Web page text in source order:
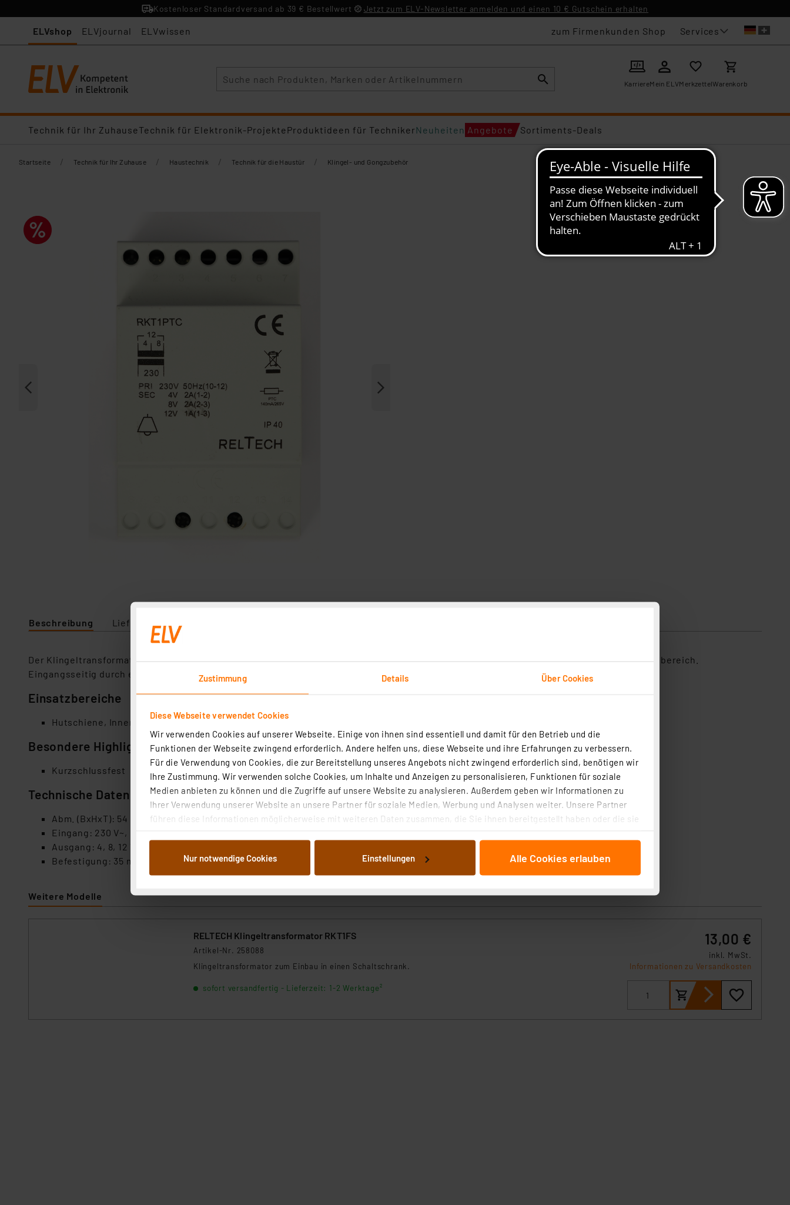
Zustimmung Details Über Cookies
Diese Webseite verwendet Cookies
Wir verwenden Cookies auf unserer Webseite. Einige von ihnen sind essentiell und damit für den Betrieb und die
Funktionen der Webseite zwingend erforderlich. Andere helfen uns, diese Webseite und ihre Erfahrungen zu verbessern.
Für die Verwendung von Cookies, die zur Bereitstellung unseres Angebots nicht zwingend erforderlich sind, benötigen wir
Ihre Zustimmung. Wir verwenden solche Cookies, um Inhalte und Anzeigen zu personalisieren, Funktionen für soziale
Medien anbieten zu können und die Zugriffe auf unsere Website zu analysieren. Außerdem geben wir Informationen zu
Ihrer Verwendung unserer Website an unsere Partner für soziale Medien, Werbung und Analysen weiter. Unsere Partner
führen diese Informationen möglicherweise mit weiteren Daten zusammen, die Sie ihnen bereitgestellt haben oder die sie
Weiterverarbeitung für die nachfolgend dargestellten bzw. die von Ihnen ausgewählten Verarbeitungszwecke (Art. 6
Abs.1a DSG-VO) zu. Eine detaillierte Auflistung der einzelnen Cookies nach Zweck und Anbieter ist durch Klick auf den
Auswertung und Analyse bis zum Zeitpunkt des Widerrufs bleibt hiervon unberührt. Ihre Browser-Einstellungen können
dazu führen, dass die Einstellungen nicht längerfristig gespeichert werden und dieses Banner erneut angezeigt wird.
„Einige Drittanbieter verarbeiten personenbezogene Daten in den USA. Ihre Einwilligung zur Einbindung von Cookies
dieser Drittanbieter umfasst daher ggf. auch die Verarbeitung Ihrer Daten in den USA gemäß Art. 49 (1) lit. a DSGVO.
Nur notwendige Cookies Einstellungen Alle Cookies erlauben
Kostenloser Standardversand ab 39 € Bestellwert Jetzt zum ELV-Newsletter anmelden und einen 10 € Gutschein erhalten
ELVshop ELVjournal ELVwissen zum Firmenkunden Shop Services
KarriereMein ELVMerkzettelWarenkorb
Technik für Ihr ZuhauseTechnik für Elektronik-ProjekteProduktideen für TechnikerNeuheiten Angebote Sortiments-Deals
Startseite / Technik für Ihr Zuhause / Haustechnik / Technik für die Haustür / Klingel- und Gongzubehör
Beschreibung Lieferumfang
Der Klingeltransformator RKT1PTC ist geeignet für den Kurzzeiteinsatz wie z.B.: bei Klingeln, Gongs, Läutewerken und Türöffnern im Wohnbereich.
Eingangsseitig durch einen PTC vor Kurzschluss und Überlast geschützt.
Einsatzbereiche
Hutschiene, Innenbereich
Besondere Highlights
Kurzschlussfest
Technische Daten
Abm. (BxHxT): 54 x 85 x 62,85
Eingang: 230 V~, 50/60 Hz
Ausgang: 4, 8, 12 V-
Befestigung: 35 mm DIN Schiene
Weitere Modelle
RELTECH Klingeltransformator RKT1FS
Artikel-Nr. 258088
Klingeltransformator zum Einbau in einen Schaltschrank.
sofort versandfertig - Lieferzeit: 1-2 Werktage²
13,00 €
inkl. MwSt.
Informationen zu Versandkosten